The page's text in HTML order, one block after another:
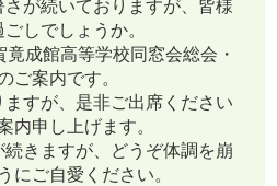
が続いておりますが、皆様
しでしょうか。
成館高等学校同窓会総会・
ご案内です。
すが、是非ご出席ください
内申し上げます。
きますが、どうぞ体調を崩
にご自愛ください。